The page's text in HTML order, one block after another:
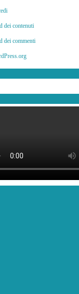
dei contenuti
dei commenti